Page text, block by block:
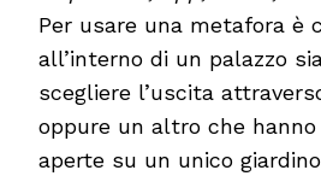
Per usare una metafora è
all’interno di un palazzo
scegliere l’uscita
oppure un altro che
aperte su un unico